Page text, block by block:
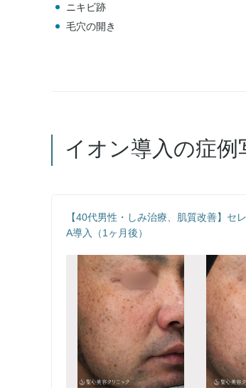
ニキビ跡
毛穴の開き
イオン導入の症例
【40代男性・しみ治療、肌質改善】セ
A導入（1ヶ月後）